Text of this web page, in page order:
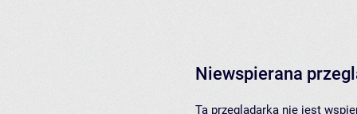
Niewspierana
Ta przeglądarka nie jest